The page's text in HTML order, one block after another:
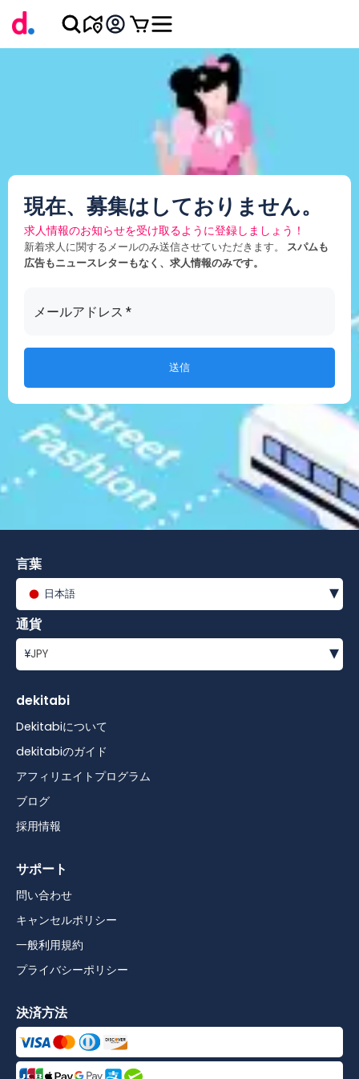
現在、募集はしておりません。
求人情報のお知らせを受け取るように登録しましょう！
新着求人に関するメールのみ送信させていただきます。
スパムも
広告もニュースレターもなく、求人情報のみです。
メールアドレス *
送信
言葉
日本語 ▾
通貨
¥JPY ▾
dekitabi
Dekitabiについて
dekitabiのガイド
アフィリエイトプログラム
ブログ
採用情報
サポート
問い合わせ
キャンセルポリシー
一般利用規約
プライバシーポリシー
決済方法